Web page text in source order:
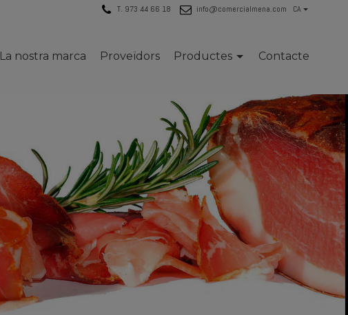
T. 973 44 66 18 info@comercialmena.com CA
La nostra marca Proveïdors Productes Contacte